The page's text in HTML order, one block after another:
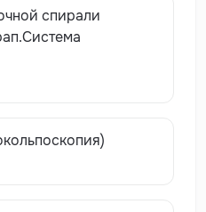
спирали